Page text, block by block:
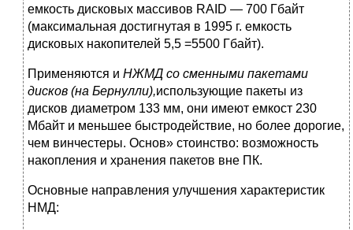
емкость дисковых массивов RAID — 700 Гбайт
(максимальная достигнутая в 1995 г. емкость
дисковых накопителей 5,5 =5500 Гбайт).
Применяются и НЖМД со сменными пакетами
дисков (на Бернулли),использующие пакеты из
дисков диаметром 133 мм, они имеют емкост 230
Мбайт и меньшее быстродействие, но более дорогие,
чем винчестеры. Основ» стоинство: возможность
накопления и хранения пакетов вне ПК.
Основные направления улучшения характеристик
НМД: